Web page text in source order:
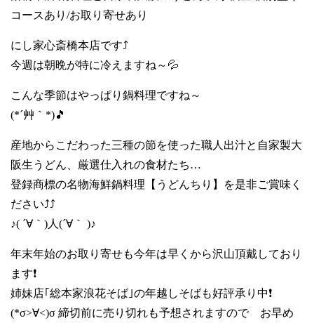
コースあり/お取り寄せあり
にし家心斎橋本店です⤴️
今週は朝晩が特に冷えますね～💦
こんな季節はやっぱり鍋料理ですね～
(*´艸｀*)🎵
産地からこだわった三種の節を使った職人出汁と自家製大
阪生うどん、厳選仕入れの食材たち…
登録商標の名物海鮮鍋料理【うどんちり】を是非ご賞味く
ださい⤴️⤴️
♪( ´∀｀)人(´∀｀ )♪
年末年始のお取り寄せも今年は早くから沢山頂戴しており
ます❗
姉妹店｢総本家浪花そば｣の年越しそばも好評承り中❗
(*σ>∀<)σ 締切前に売り切れも予想されますので お早め